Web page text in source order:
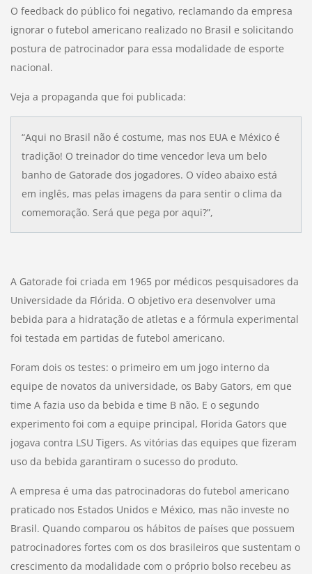
O feedback do público foi negativo, reclamando da empresa
ignorar o futebol americano realizado no Brasil e solicitando
postura de patrocinador para essa modalidade de esporte
nacional.
Veja a propaganda que foi publicada:
“Aqui no Brasil não é costume, mas nos EUA e México é
tradição! O treinador do time vencedor leva um belo
banho de Gatorade dos jogadores. O vídeo abaixo está
em inglês, mas pelas imagens da para sentir o clima da
comemoração. Será que pega por aqui?”,
A Gatorade foi criada em 1965 por médicos pesquisadores da
Universidade da Flórida. O objetivo era desenvolver uma
bebida para a hidratação de atletas e a fórmula experimental
foi testada em partidas de futebol americano.
Foram dois os testes: o primeiro em um jogo interno da
equipe de novatos da universidade, os Baby Gators, em que
time A fazia uso da bebida e time B não. E o segundo
experimento foi com a equipe principal, Florida Gators que
jogava contra LSU Tigers. As vitórias das equipes que fizeram
uso da bebida garantiram o sucesso do produto.
A empresa é uma das patrocinadoras do futebol americano
praticado nos Estados Unidos e México, mas não investe no
Brasil. Quando comparou os hábitos de países que possuem
patrocinadores fortes com os dos brasileiros que sustentam o
crescimento da modalidade com o próprio bolso recebeu as